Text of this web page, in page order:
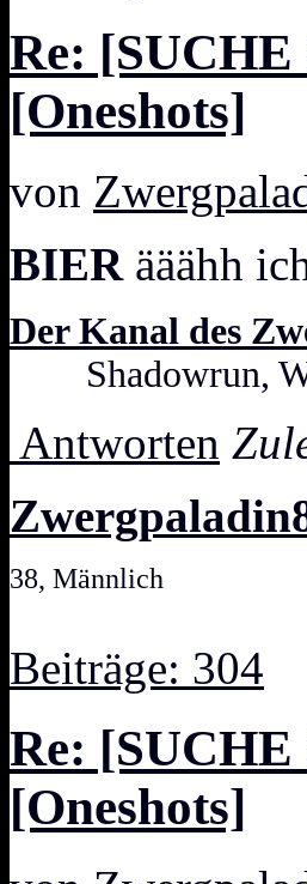
Re:
[Oneshots]
von
BIERääähh
Der Kanal des
Shadowrun,
Antworten
38, Männlich
Beiträge: 304
Re:
[Oneshots]